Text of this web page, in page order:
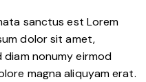
sanctus est Lorem
dolor sit amet,
nonumy eirmod
magna aliquyam erat.